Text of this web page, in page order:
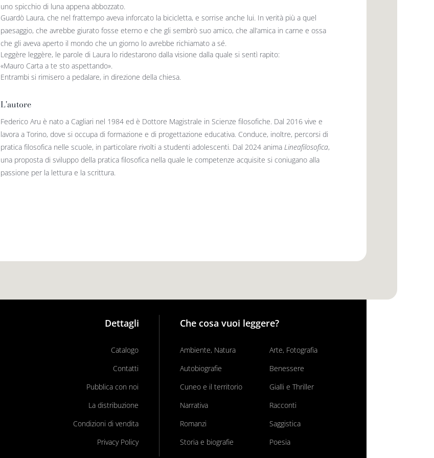
uno spicchio di luna appena abbozzato.
Guardò Laura, che nel frattempo aveva inforcato la bicicletta, e sorrise anche lui. In verità più a quel
paesaggio, che avrebbe giurato fosse eterno e che gli sembrò suo amico, che all’amica in carne e ossa
che gli aveva aperto il mondo che un giorno lo avrebbe richiamato a sé.
Leggère leggère, le parole di Laura lo ridestarono dalla visione dalla quale si sentì rapito:
«Mauro Carta a te sto aspettando».
Entrambi si rimisero a pedalare, in direzione della chiesa.
L'autore
Federico Aru è nato a Cagliari nel 1984 ed è Dottore Magistrale in Scienze filosofiche. Dal 2016 vive e
lavora a Torino, dove si occupa di formazione e di progettazione educativa. Conduce, inoltre, percorsi di
pratica filosofica nelle scuole, in particolare rivolti a studenti adolescenti. Dal 2024 animaLineafilosofica,
una proposta di sviluppo della pratica filosofica nella quale le competenze acquisite si coniugano alla
passione per la lettura e la scrittura.
Dettagli
Catalogo
Contatti
Pubblica con noi
La distribuzione
Condizioni di vendita
Privacy Policy
Che cosa vuoi leggere?
Ambiente, Natura
Arte, Fotografia
Autobiografie
Benessere
Cuneo e il territorio
Gialli e Thriller
Narrativa
Racconti
Romanzi
Saggistica
Storia e biografie
Poesia